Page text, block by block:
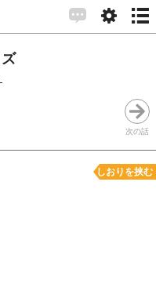
次の話
しおりを挟む